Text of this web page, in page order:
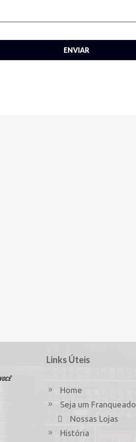
Links Úteis
Home
Seja um Franqueado
Nossas Lojas
História